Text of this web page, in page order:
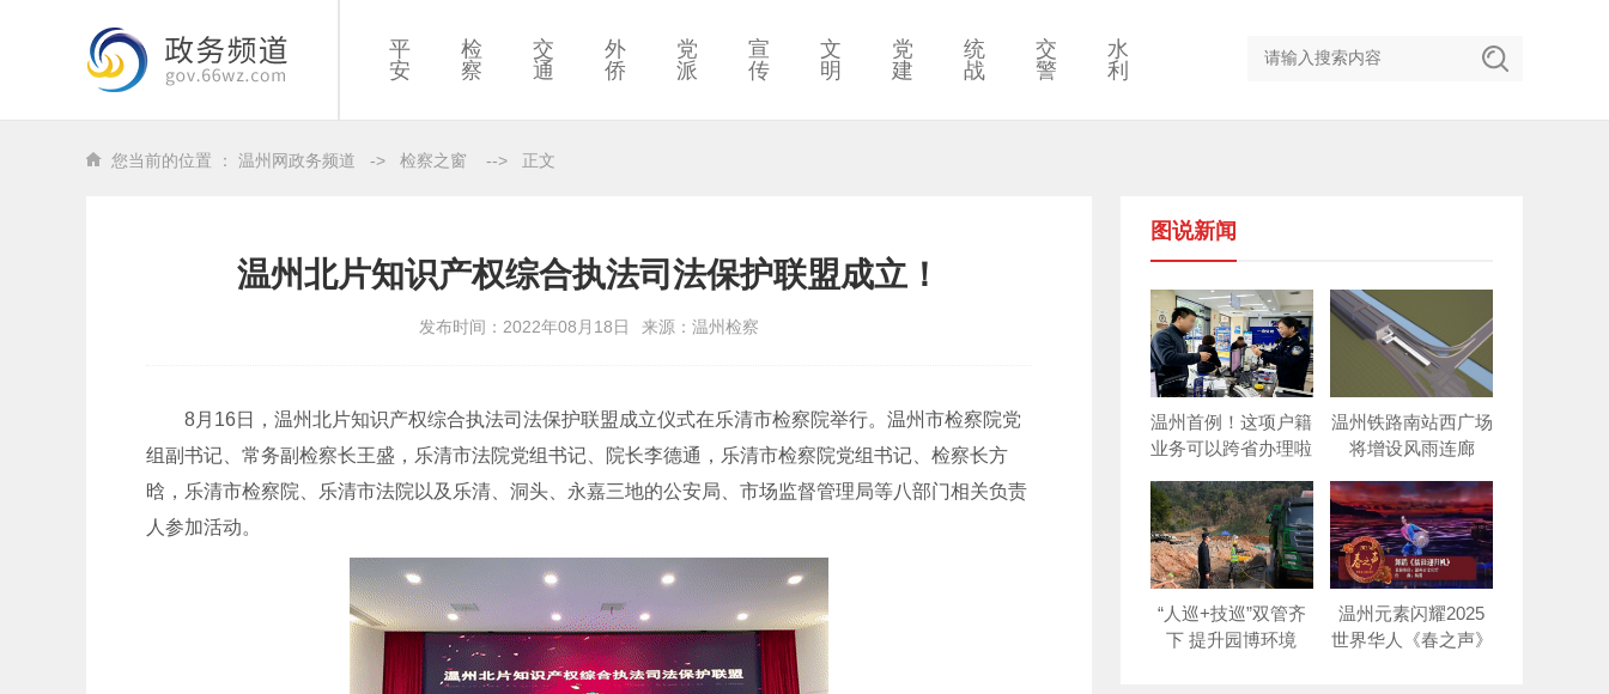
平
安
检
察
交
通
外
侨
党
派
宣
传
文
明
党
建
统
战
交
警
水
利
您当前的位置 ： 温州网政务频道 -> 检察之窗 --> 正文
温州北片知识产权综合执法司法保护联盟成立！
发布时间：2022年08月18日 来源：温州检察
8月16日，温州北片知识产权综合执法司法保护联盟成立仪式在乐清市检察院举行。温州市检察院党
组副书记、常务副检察长王盛，乐清市法院党组书记、院长李德通，乐清市检察院党组书记、检察长方
晗，乐清市检察院、乐清市法院以及乐清、洞头、永嘉三地的公安局、市场监督管理局等八部门相关负责
人参加活动。
图说新闻
温州首例！这项户籍
业务可以跨省办理啦
温州铁路南站西广场
将增设风雨连廊
“人巡+技巡”双管齐
下 提升园博环境
温州元素闪耀2025
世界华人《春之声》